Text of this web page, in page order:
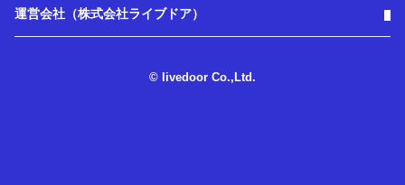
運営会社（株式会社ライブドア）
© livedoor Co.,Ltd.